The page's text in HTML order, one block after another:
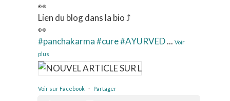
👀
Lien du blog dans la bio ⤴️
👀
#panchakarma#cure#AYURVED... Voir
plus
Voir sur Facebook · Partager